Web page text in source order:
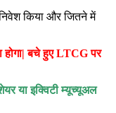
किया और जितने में
बचे हुए LTCG पर
या इक्विटी म्यूच्यूअल